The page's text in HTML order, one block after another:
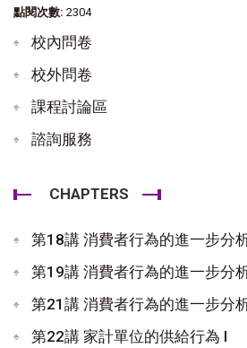
點閱次數: 2304
校內問卷
校外問卷
課程討論區
諮詢服務
CHAPTERS
第18講 消費者行為的進一步分
第19講 消費者行為的進一步分
第21講 消費者行為的進一步分
第22講 家計單位的供給行為 I